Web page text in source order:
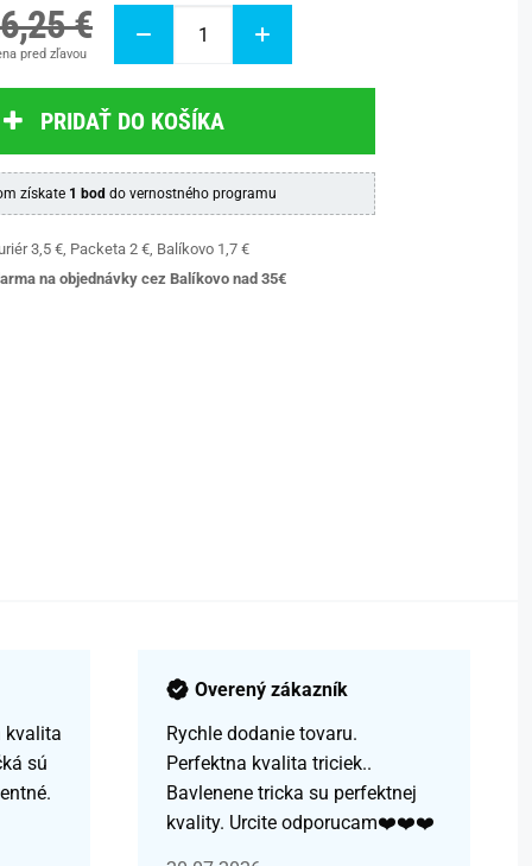
€
pred zľavou
PRIDAŤ DO KOŠÍKA
získate 1 bod do vernostného programu
3,5 €, Packeta 2 €, Balíkovo 1,7 €
na objednávky cez Balíkovo nad 35€
kvalita
sú
Overený zákazník
Rychle dodanie tovaru.
Perfektna kvalita triciek..
Bavlenene tricka su perfektnej
kvality. Urcite odporucam❤️❤️❤️